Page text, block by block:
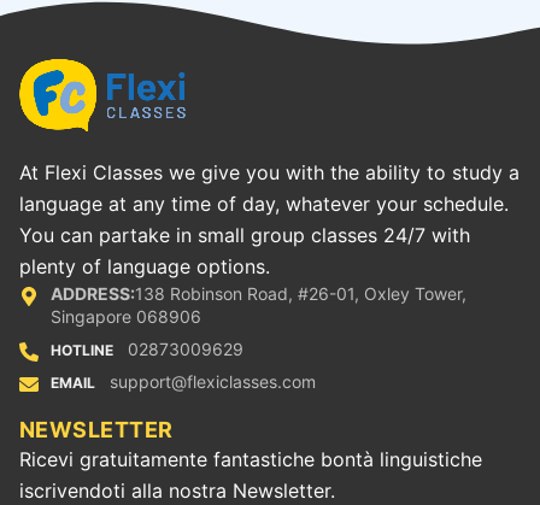
At Flexi Classes we give you with the ability to study a
language at any time of day, whatever your schedule.
You can partake in small group classes 24/7 with
plenty of language options.
ADDRESS:138 Robinson Road, #26-01, Oxley Tower,
Singapore 068906
HOTLINE 02873009629
EMAIL support@flexiclasses.com
NEWSLETTER
Ricevi gratuitamente fantastiche bontà linguistiche
iscrivendoti alla nostra Newsletter.